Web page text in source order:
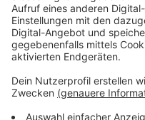
Der Karrieretag läuft
Eintritt ist frei.
Anzeige